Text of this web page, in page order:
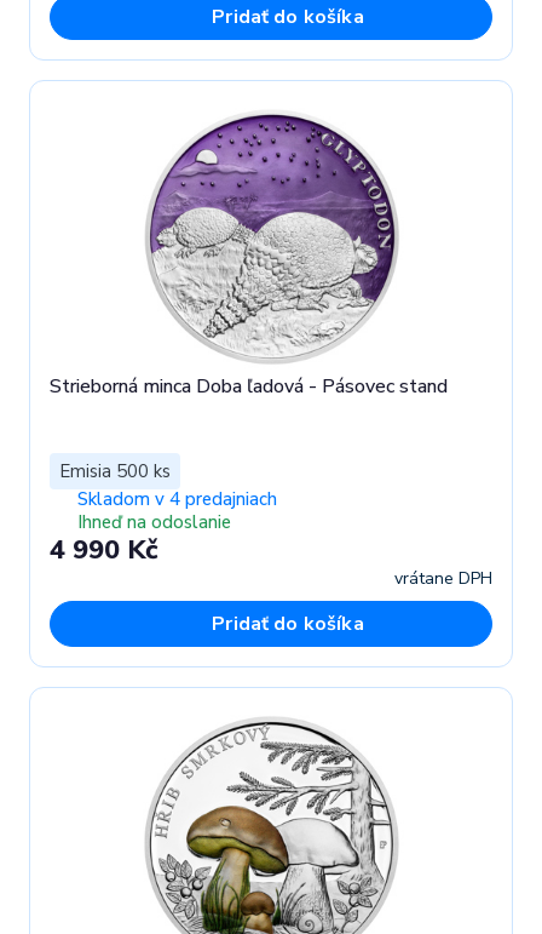
Pridať do košíka
Strieborná minca Doba ľadová - Pásovec stand
Emisia 500 ks
Skladom v 4 predajniach
Ihneď na odoslanie
4 990 Kč
vrátane DPH
Pridať do košíka